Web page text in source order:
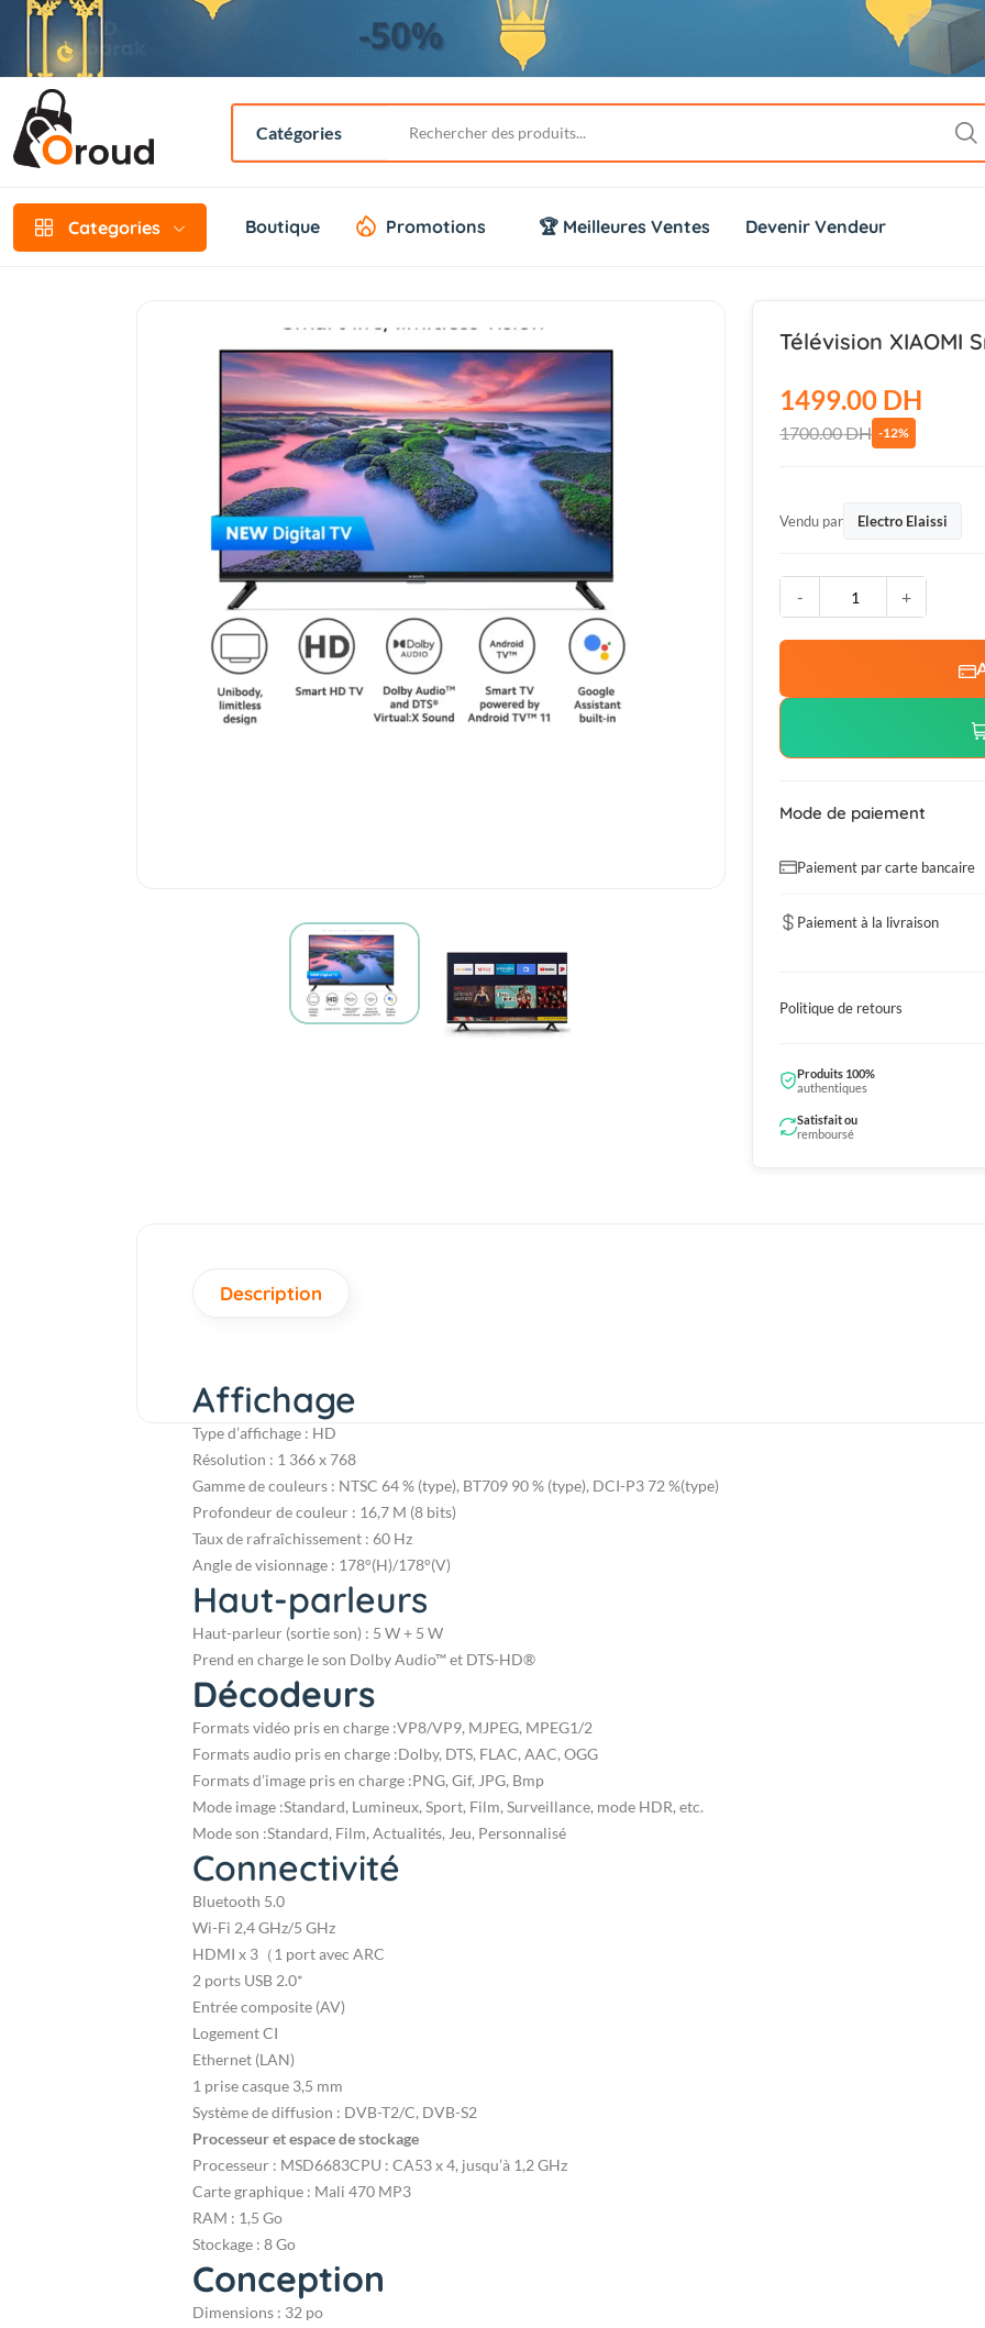
Categories Boutique Promotions 🏆 Meilleures Ventes Devenir Vendeur
Télévision XIAOMI
1499.00 DH
1700.00 DH -12%
Vendu par Electro Elaissi
- +
Mode de paiement
Paiement par carte bancaire
Paiement à la livraison
Politique de retours
Produits 100%
authentiques
Satisfait ou
remboursé
Description
Affichage
Type d’affichage : HD
Résolution : 1 366 x 768
Gamme de couleurs : NTSC 64 % (type), BT709 90 % (type), DCI-P3 72 %(type)
Profondeur de couleur : 16,7 M (8 bits)
Taux de rafraîchissement : 60 Hz
Angle de visionnage : 178°(H)/178°(V)
Haut-parleurs
Haut-parleur (sortie son) : 5 W + 5 W
Prend en charge le son Dolby Audio™ et DTS-HD®
Décodeurs
Formats vidéo pris en charge :VP8/VP9, MJPEG, MPEG1/2
Formats audio pris en charge :Dolby, DTS, FLAC, AAC, OGG
Formats d’image pris en charge :PNG, Gif, JPG, Bmp
Mode image :Standard, Lumineux, Sport, Film, Surveillance, mode HDR, etc.
Mode son :Standard, Film, Actualités, Jeu, Personnalisé
Connectivité
Bluetooth 5.0
Wi-Fi 2,4 GHz/5 GHz
HDMI x 3（1 port avec ARC
2 ports USB 2.0*
Entrée composite (AV)
Logement CI
Ethernet (LAN)
1 prise casque 3,5 mm
Système de diffusion : DVB-T2/C, DVB-S2
Processeur et espace de stockage
Processeur : MSD6683CPU : CA53 x 4, jusqu’à 1,2 GHz
Carte graphique : Mali 470 MP3
RAM : 1,5 Go
Stockage : 8 Go
Conception
Dimensions : 32 po